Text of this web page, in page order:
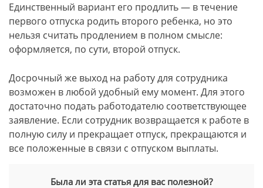
Единственный вариант его продлить — в течение
первого отпуска родить второго ребенка, но это
нельзя считать продлением в полном смысле:
оформляется, по сути, второй отпуск.
Досрочный же выход на работу для сотрудника
возможен в любой удобный ему момент. Для этого
достаточно подать работодателю соответствующее
заявление. Если сотрудник возвращается к работе в
полную силу и прекращает отпуск, прекращаются и
все положенные в связи с отпуском выплаты.
Была ли эта статья для вас полезной?